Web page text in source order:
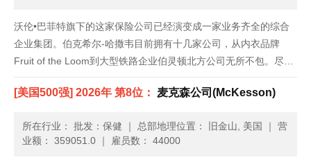
沃伦•巴菲特旗下的这家保险公司已经演变成一家业务齐全的综合
企业集团。伯克希尔-哈撒韦目前拥有十几家公司，从内衣品牌
Fruit of the Loom到大型铁路企业伯灵顿北方公司无所不包。尽管
体量庞大，但伯克希尔-哈撒韦的收入增速依旧超过了美国整体经
济。通过与巴西投资公司3G资本联手，它还持有了新组建......
[美国500强] 2026年 第8位： 麦克森公司(McKesson)
所在行业： 批发：保健 ｜ 总部地理位置： 旧金山, 美国 ｜ 营
业额： 359051.0 ｜ 雇员数： 44000